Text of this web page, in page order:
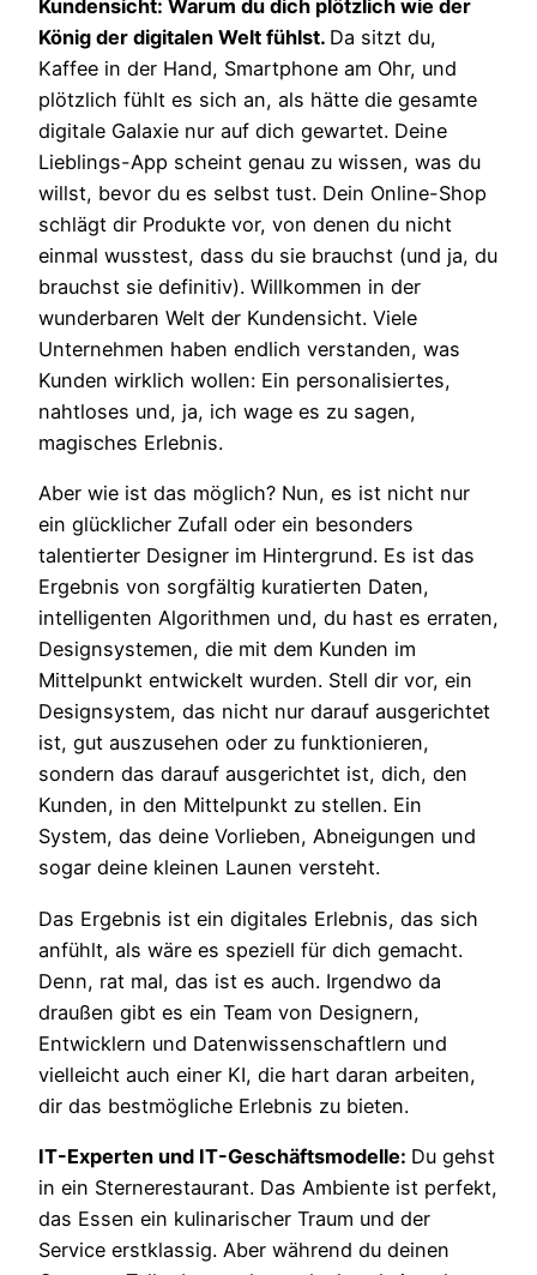
Kundensicht: Warum du dich plötzlich wie der
König der digitalen Welt fühlst. Da sitzt du,
Kaffee in der Hand, Smartphone am Ohr, und
plötzlich fühlt es sich an, als hätte die gesamte
digitale Galaxie nur auf dich gewartet. Deine
Lieblings-App scheint genau zu wissen, was du
willst, bevor du es selbst tust. Dein Online-Shop
schlägt dir Produkte vor, von denen du nicht
einmal wusstest, dass du sie brauchst (und ja, du
brauchst sie definitiv). Willkommen in der
wunderbaren Welt der Kundensicht. Viele
Unternehmen haben endlich verstanden, was
Kunden wirklich wollen: Ein personalisiertes,
nahtloses und, ja, ich wage es zu sagen,
magisches Erlebnis.
Aber wie ist das möglich? Nun, es ist nicht nur
ein glücklicher Zufall oder ein besonders
talentierter Designer im Hintergrund. Es ist das
Ergebnis von sorgfältig kuratierten Daten,
intelligenten Algorithmen und, du hast es erraten,
Designsystemen, die mit dem Kunden im
Mittelpunkt entwickelt wurden. Stell dir vor, ein
Designsystem, das nicht nur darauf ausgerichtet
ist, gut auszusehen oder zu funktionieren,
sondern das darauf ausgerichtet ist, dich, den
Kunden, in den Mittelpunkt zu stellen. Ein
System, das deine Vorlieben, Abneigungen und
sogar deine kleinen Launen versteht.
Das Ergebnis ist ein digitales Erlebnis, das sich
anfühlt, als wäre es speziell für dich gemacht.
Denn, rat mal, das ist es auch. Irgendwo da
draußen gibt es ein Team von Designern,
Entwicklern und Datenwissenschaftlern und
vielleicht auch einer KI, die hart daran arbeiten,
dir das bestmögliche Erlebnis zu bieten.
IT-Experten und IT-Geschäftsmodelle: Du gehst
in ein Sternerestaurant. Das Ambiente ist perfekt,
das Essen ein kulinarischer Traum und der
Service erstklassig. Aber während du deinen